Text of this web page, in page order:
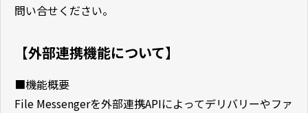
問い合せください。
【外部連携機能について】
■機能概要
File Messengerを外部連携APIによってデリバリーやファ